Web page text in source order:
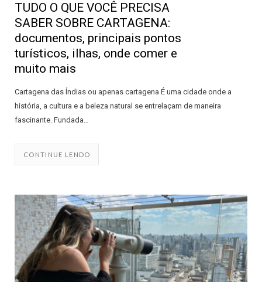
TUDO O QUE VOCÊ PRECISA
SABER SOBRE CARTAGENA:
documentos, principais pontos
turísticos, ilhas, onde comer e
muito mais
Cartagena das Índias ou apenas cartagena É uma cidade onde a
história, a cultura e a beleza natural se entrelaçam de maneira
fascinante. Fundada…
CONTINUE LENDO